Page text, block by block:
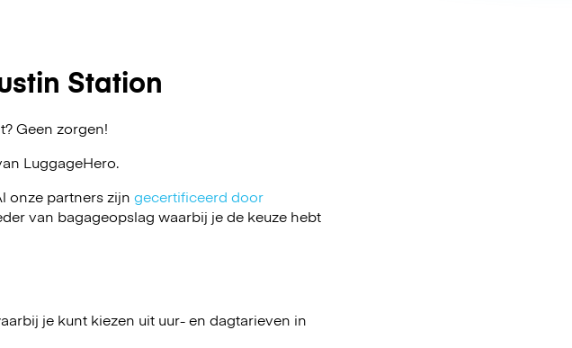
Station
Geen zorgen!
LuggageHero.
onze partners zijn gecertificeerd door
van bagageopslag waarbij je de keuze hebt
je kunt kiezen uit uur- en dagtarieven in